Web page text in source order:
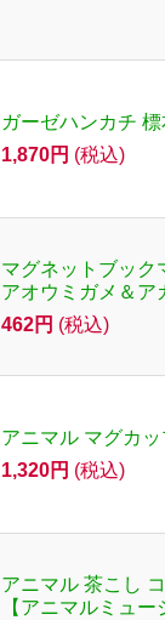
ガーゼハンカチ
1,870円 (税込)
マグネットブック
アオウミガメ＆ア
462円 (税込)
アニマル マグカ
1,320円 (税込)
アニマル 茶こし
【アニマルミュー